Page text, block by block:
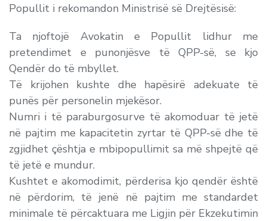
Popullit i rekomandon Ministrisë së Drejtësisë:
Ta njoftojë Avokatin e Popullit lidhur me
pretendimet e punonjësve të QPP-së, se kjo
Qendër do të mbyllet.
Të krijohen kushte dhe hapësirë adekuate të
punës për personelin mjekësor.
Numri i të paraburgosurve të akomoduar të jetë
në pajtim me kapacitetin zyrtar të QPP-së dhe të
zgjidhet çështja e mbipopullimit sa më shpejtë që
të jetë e mundur.
Kushtet e akomodimit, përderisa kjo qendër është
në përdorim, të jenë në pajtim me standardet
minimale të përcaktuara me Ligjin për Ekzekutimin